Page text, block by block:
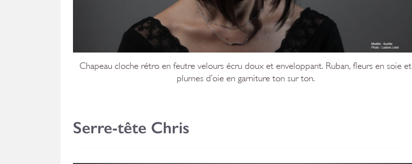
Chapeau cloche rétro en feutre velours écru doux et enveloppant. Ruban, fleurs en soie et
plumes d’oie en garniture ton sur ton.
Serre-tête Chris